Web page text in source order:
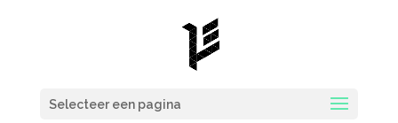
Selecteer een pagina